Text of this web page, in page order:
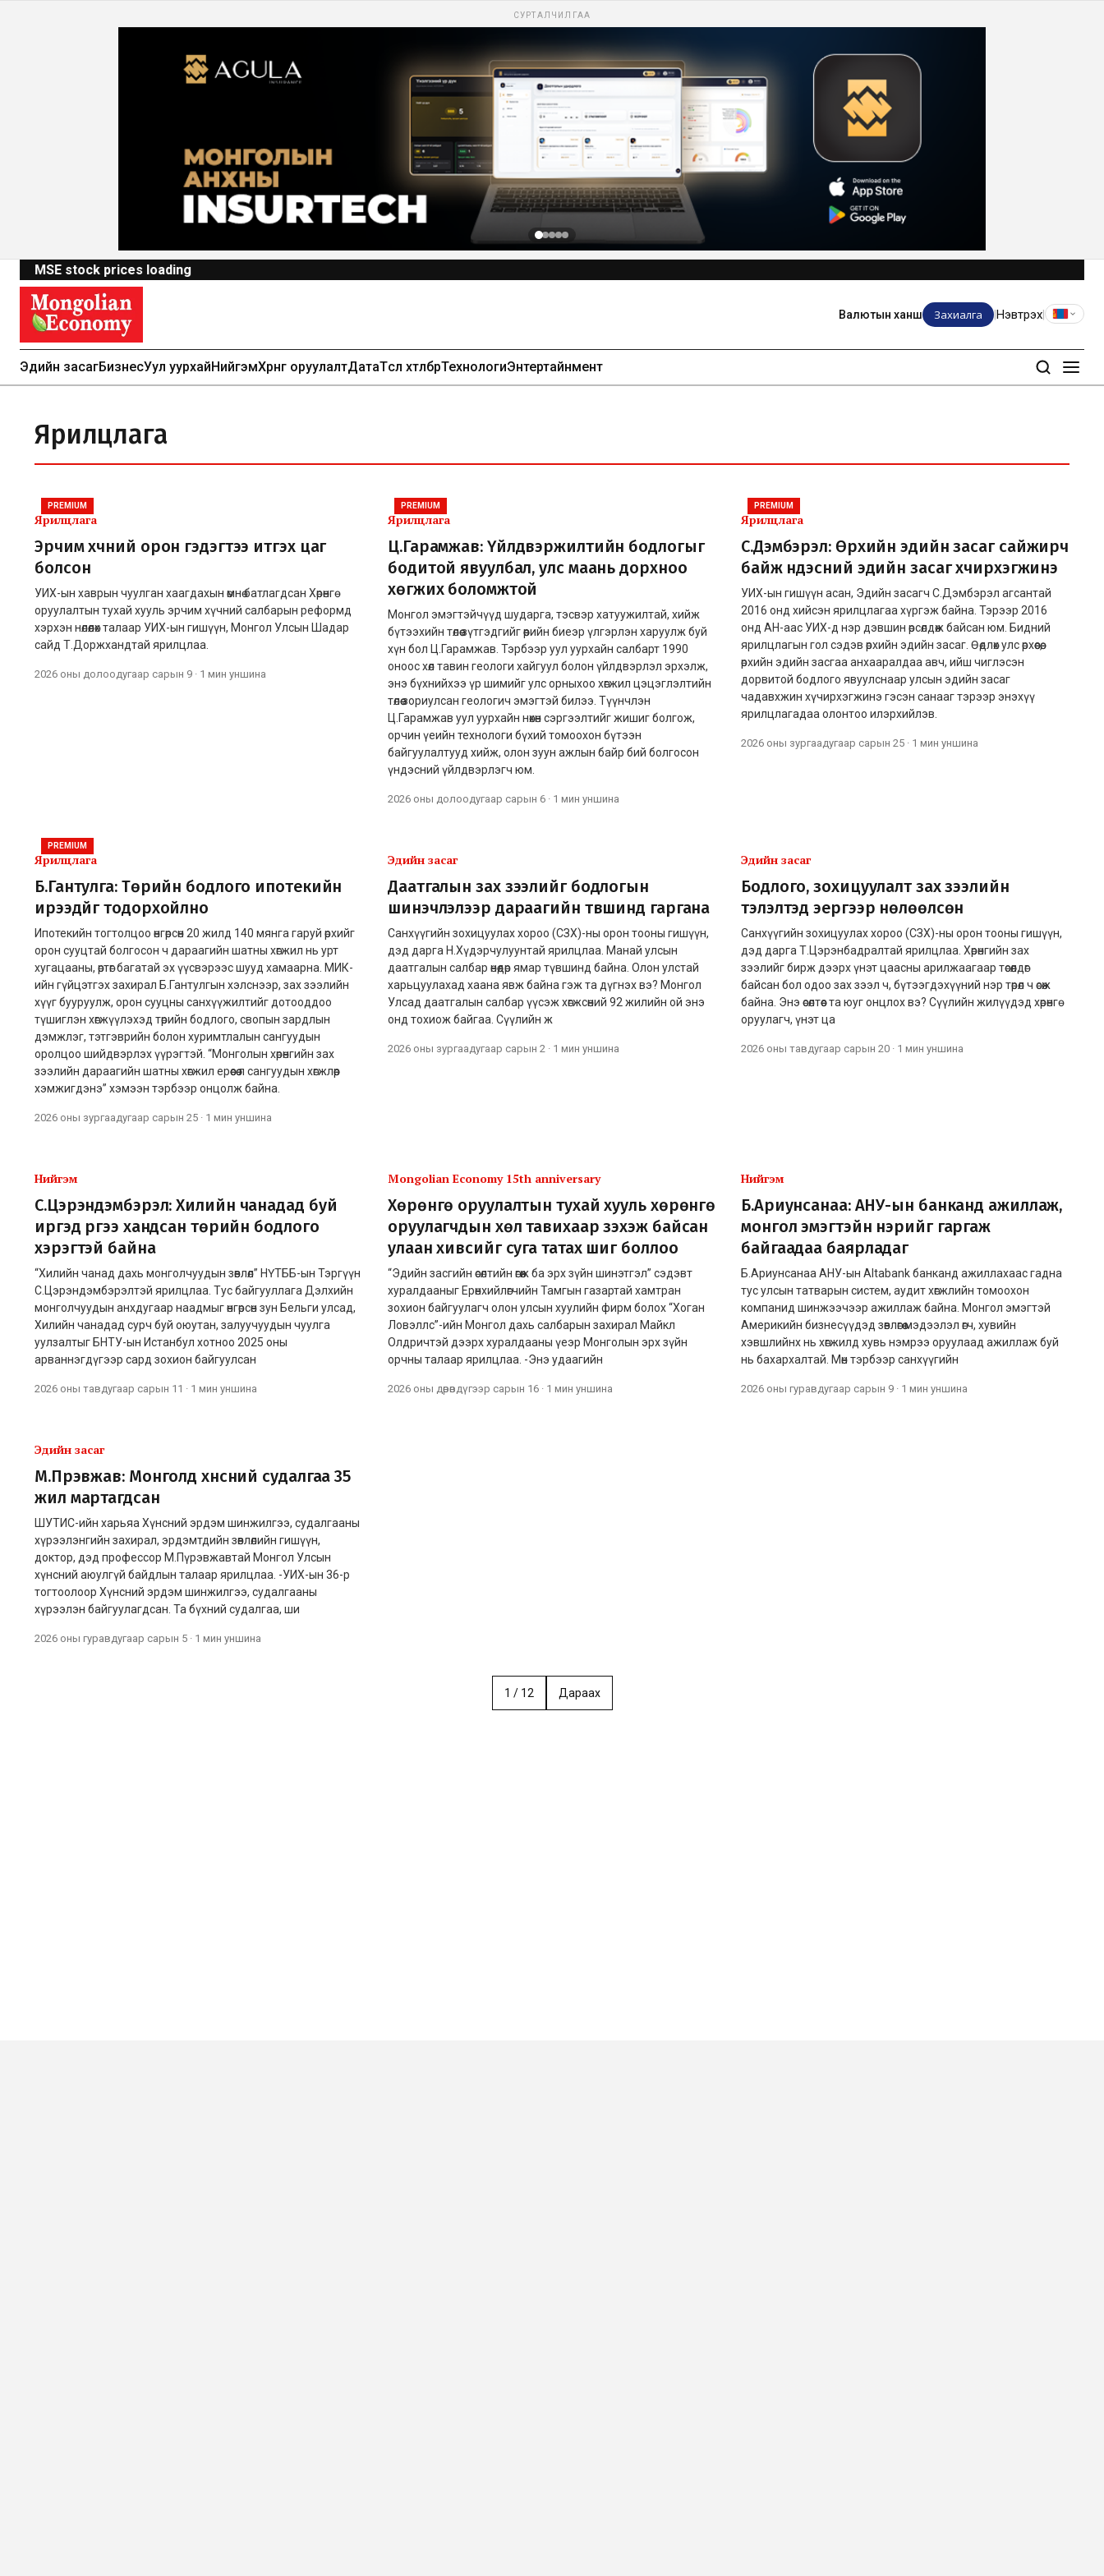
СУРТАЛЧИЛГАА
MSE stock prices loading
Валютын ханш Захиалга Нэвтрэх
Эдийн засагБизнесУул уурхайНийгэмХөрөнгө оруулалтДатаТөсөл хөтөлбөрТехнологиЭнтертайнмент
Ярилцлага
PREMIUM
Ярилцлага
Эрчим хүчний орон гэдэгтээ итгэх цаг
болсон
УИХ-ын хаврын чуулган хаагдахын өмнө батлагдсан Хөрөнгө
оруулалтын тухай хууль эрчим хүчний салбарын реформд
хэрхэн нөлөөлөх талаар УИХ-ын гишүүн, Монгол Улсын Шадар
сайд Т.Доржхандтай ярилцлаа.
2026 оны долоодугаар сарын 9 · 1 мин уншина
PREMIUM
Ярилцлага
Ц.Гарамжав: Үйлдвэржилтийн бодлогыг
бодитой явуулбал, улс маань дорхноо
хөгжих боломжтой
Монгол эмэгтэйчүүд шударга, тэсвэр хатуужилтай, хийж
бүтээхийн төлөө зүтгэдгийг өөрийн биеэр үлгэрлэн харуулж буй
хүн бол Ц.Гарамжав. Тэрбээр уул уурхайн салбарт 1990
оноос хөл тавин геологи хайгуул болон үйлдвэрлэл эрхэлж,
энэ бүхнийхээ үр шимийг улс орныхоо хөгжил цэцэглэлтийн
төлөө зориулсан геологич эмэгтэй билээ. Түүнчлэн
Ц.Гарамжав уул уурхайн нөхөн сэргээлтийг жишиг болгож,
орчин үеийн технологи бүхий томоохон бүтээн
байгуулалтууд хийж, олон зуун ажлын байр бий болгосон
үндэсний үйлдвэрлэгч юм.
2026 оны долоодугаар сарын 6 · 1 мин уншина
PREMIUM
Ярилцлага
С.Дэмбэрэл: Өрхийн эдийн засаг сайжирч
байж үндэсний эдийн засаг хүчирхэгжинэ
УИХ-ын гишүүн асан, Эдийн засагч С.Дэмбэрэл агсантай
2016 онд хийсэн ярилцлагаа хүргэж байна. Тэрээр 2016
онд АН-аас УИХ-д нэр дэвшин өрсөлдөж байсан юм. Бидний
ярилцлагын гол сэдэв өрхийн эдийн засаг. Өөдлөх улс өрхөөсөө,
өрхийн эдийн засгаа анхааралдаа авч, ийш чиглэсэн
дорвитой бодлого явуулснаар улсын эдийн засаг
чадавхжин хүчирхэгжинэ гэсэн санааг тэрээр энэхүү
ярилцлагадаа олонтоо илэрхийлэв.
2026 оны зургаадугаар сарын 25 · 1 мин уншина
PREMIUM
Ярилцлага
Б.Гантулга: Төрийн бодлого ипотекийн
ирээдүйг тодорхойлно
Ипотекийн тогтолцоо өнгөрсөн 20 жилд 140 мянга гаруй өрхийг
орон сууцтай болгосон ч дараагийн шатны хөгжил нь урт
хугацааны, өртөг багатай эх үүсвэрээс шууд хамаарна. МИК-
ийн гүйцэтгэх захирал Б.Гантулгын хэлснээр, зах зээлийн
хүүг бууруулж, орон сууцны санхүүжилтийг дотооддоо
түшиглэн хөгжүүлэхэд төрийн бодлого, свопын зардлын
дэмжлэг, тэтгэврийн болон хуримтлалын сангуудын
оролцоо шийдвэрлэх үүрэгтэй. “Монголын хөрөнгийн зах
зээлийн дараагийн шатны хөгжил ерөөсөө л сангуудын хөгжлөөр
хэмжигдэнэ” хэмээн тэрбээр онцолж байна.
2026 оны зургаадугаар сарын 25 · 1 мин уншина
Эдийн засаг
Даатгалын зах зээлийг бодлогын
шинэчлэлээр дараагийн түвшинд гаргана
Санхүүгийн зохицуулах хороо (СЗХ)-ны орон тооны гишүүн,
дэд дарга Н.Хүдэрчулуунтай ярилцлаа. Манай улсын
даатгалын салбар өнөөдөр ямар түвшинд байна. Олон улстай
харьцуулахад хаана явж байна гэж та дүгнэх вэ? Монгол
Улсад даатгалын салбар үүсэж хөгжсөний 92 жилийн ой энэ
онд тохиож байгаа. Сүүлийн ж
2026 оны зургаадугаар сарын 2 · 1 мин уншина
Эдийн засаг
Бодлого, зохицуулалт зах зээлийн
тэлэлтэд эергээр нөлөөлсөн
Санхүүгийн зохицуулах хороо (СЗХ)-ны орон тооны гишүүн,
дэд дарга Т.Цэрэнбадралтай ярилцлаа. Хөрөнгийн зах
зээлийг бирж дээрх үнэт цаасны арилжаагаар төсөөлдөг
байсан бол одоо зах зээл ч, бүтээгдэхүүний нэр төрөл ч өсөж
байна. Энэ өсөлтөөс та юуг онцлох вэ? Сүүлийн жилүүдэд хөрөнгө
оруулагч, үнэт ца
2026 оны тавдугаар сарын 20 · 1 мин уншина
Нийгэм
С.Цэрэндэмбэрэл: Хилийн чанадад буй
иргэд рүүгээ хандсан төрийн бодлого
хэрэгтэй байна
“Хилийн чанад дахь монголчуудын зөвлөл” НҮТББ-ын Тэргүүн
С.Цэрэндэмбэрэлтэй ярилцлаа. Тус байгууллага Дэлхийн
монголчуудын анхдугаар наадмыг өнгөрсөн зун Бельги улсад,
Хилийн чанадад сурч буй оюутан, залуучуудын чуулга
уулзалтыг БНТУ-ын Истанбул хотноо 2025 оны
арваннэгдүгээр сард зохион байгуулсан
2026 оны тавдугаар сарын 11 · 1 мин уншина
Mongolian Economy 15th anniversary
Хөрөнгө оруулалтын тухай хууль хөрөнгө
оруулагчдын хөл тавихаар зэхэж байсан
улаан хивсийг суга татах шиг боллоо
“Эдийн засгийн өсөлтийн өгөөж ба эрх зүйн шинэтгэл” сэдэвт
хуралдааныг Ерөнхийлөгчийн Тамгын газартай хамтран
зохион байгуулагч олон улсын хуулийн фирм болох “Хоган
Ловэллс”-ийн Монгол дахь салбарын захирал Майкл
Олдричтэй дээрх хуралдааны үеэр Монголын эрх зүйн
орчны талаар ярилцлаа. -Энэ удаагийн
2026 оны дөрөвдүгээр сарын 16 · 1 мин уншина
Нийгэм
Б.Ариунсанаа: АНУ-ын банканд ажиллаж,
монгол эмэгтэйн нэрийг гаргаж
байгаадаа баярладаг
Б.Ариунсанаа АНУ-ын Altabank банканд ажиллахаас гадна
тус улсын татварын систем, аудит хөгжлийн томоохон
компанид шинжээчээр ажиллаж байна. Монгол эмэгтэй
Америкийн бизнесүүдэд зөвлөгөө мэдээлэл өгч, хувийн
хэвшлийнх нь хөгжилд хувь нэмрээ оруулаад ажиллаж буй
нь бахархалтай. Мөн тэрбээр санхүүгийн
2026 оны гуравдугаар сарын 9 · 1 мин уншина
Эдийн засаг
М.Пүрэвжав: Монголд хүнсний судалгаа 35
жил мартагдсан
ШУТИС-ийн харьяа Хүнсний эрдэм шинжилгээ, судалгааны
хүрээлэнгийн захирал, эрдэмтдийн зөвлөлийн гишүүн,
доктор, дэд профессор М.Пүрэвжавтай Монгол Улсын
хүнсний аюулгүй байдлын талаар ярилцлаа. -УИХ-ын 36-р
тогтоолоор Хүнсний эрдэм шинжилгээ, судалгааны
хүрээлэн байгуулагдсан. Та бүхний судалгаа, ши
2026 оны гуравдугаар сарын 5 · 1 мин уншина
1 / 12 Дараах